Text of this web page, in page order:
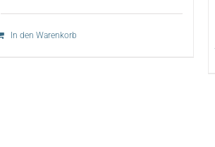
In den Warenkorb